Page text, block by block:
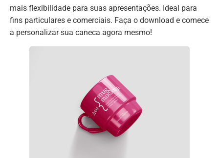
mais flexibilidade para suas apresentações. Ideal para
fins particulares e comerciais. Faça o download e comece
a personalizar sua caneca agora mesmo!